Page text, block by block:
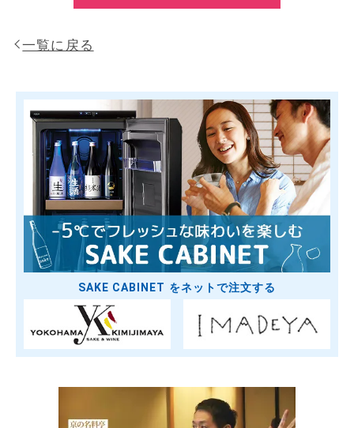
一覧に戻る
SAKE CABINET をネットで注文する